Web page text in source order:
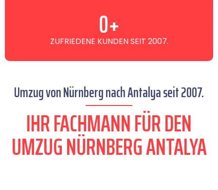
ZUFRIEDENE KUNDEN SEIT 2007.
0+
Umzug von Nürnberg nach Antalya seit 2007.
IHR FACHMANN FÜR DEN
UMZUG NÜRNBERG ANTALYA